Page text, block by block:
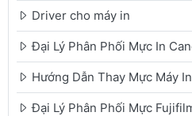
Driver cho máy in
Đại Lý Phân Phối Mực In
Hướng Dẫn Thay Mực Máy In
Đại Lý Phân Phối Mực